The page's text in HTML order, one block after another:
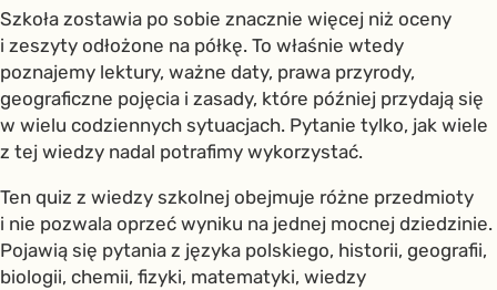
Szkoła zostawia po sobie znacznie więcej niż oceny
i zeszyty odłożone na półkę. To właśnie wtedy
poznajemy lektury, ważne daty, prawa przyrody,
geograficzne pojęcia i zasady, które później przydają się
w wielu codziennych sytuacjach. Pytanie tylko, jak wiele
z tej wiedzy nadal potrafimy wykorzystać.
Ten quiz z wiedzy szkolnej obejmuje różne przedmioty
i nie pozwala oprzeć wyniku na jednej mocnej dziedzinie.
Pojawią się pytania z języka polskiego, historii, geografii,
biologii, chemii, fizyki, matematyki, wiedzy